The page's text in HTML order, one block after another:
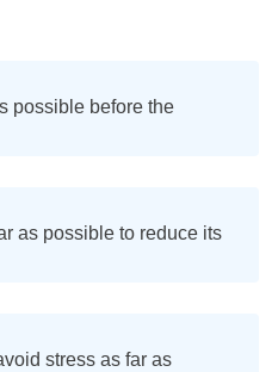
possible before the
as possible to reduce its
stress as far as